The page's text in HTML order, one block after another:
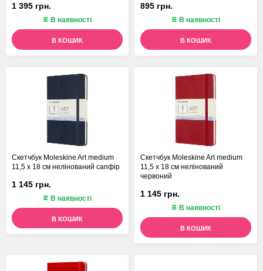
1 395 грн.
В наявності
В КОШИК
895 грн.
В наявності
В КОШИК
Скетчбук Moleskine Art medium
11,5 х 18 см нелінований сапфір
1 145 грн.
В наявності
В КОШИК
Скетчбук Moleskine Art medium
11,5 х 18 см нелінований
червоний
1 145 грн.
В наявності
В КОШИК